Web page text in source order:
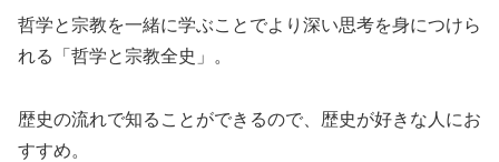
哲学と宗教を一緒に学ぶことでより深い思考を身につけら
れる「哲学と宗教全史」。
歴史の流れで知ることができるので、歴史が好きな人にお
すすめ。